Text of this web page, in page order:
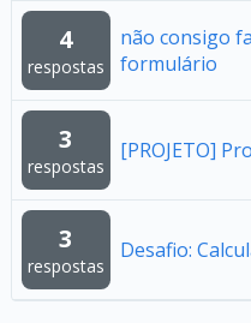
4
respostas
não consigo
formulário
3
respostas
[PROJETO]
3
respostas
Desafio: